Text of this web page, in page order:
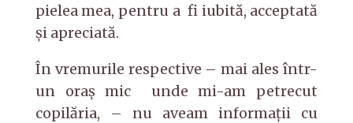
pielea mea, pentru a fi iubită, acceptată
şi apreciată.
În vremurile respective – mai ales într-
un oraș mic unde mi-am petrecut
copilăria, – nu aveam informații cu